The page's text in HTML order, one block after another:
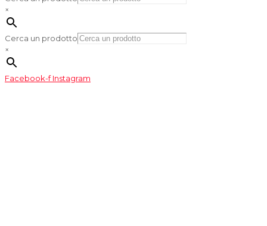
×
Cerca un prodotto
×
Facebook-f Instagram